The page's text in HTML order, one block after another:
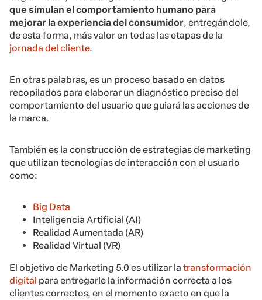
que simulan el comportamiento humano para
mejorar la experiencia del consumidor, entregándole,
de esta forma, más valor en todas las etapas de la
jornada del cliente.
En otras palabras, es un proceso basado en datos
recopilados para elaborar un diagnóstico preciso del
comportamiento del usuario que guiará las acciones de
la marca.
También es la construcción de estrategias de marketing
que utilizan tecnologías de interacción con el usuario
como:
Big Data
Inteligencia Artificial (AI)
Realidad Aumentada (AR)
Realidad Virtual (VR)
El objetivo de Marketing 5.0 es utilizar la transformación
digital para entregarle la información correcta a los
clientes correctos, en el momento exacto en que la